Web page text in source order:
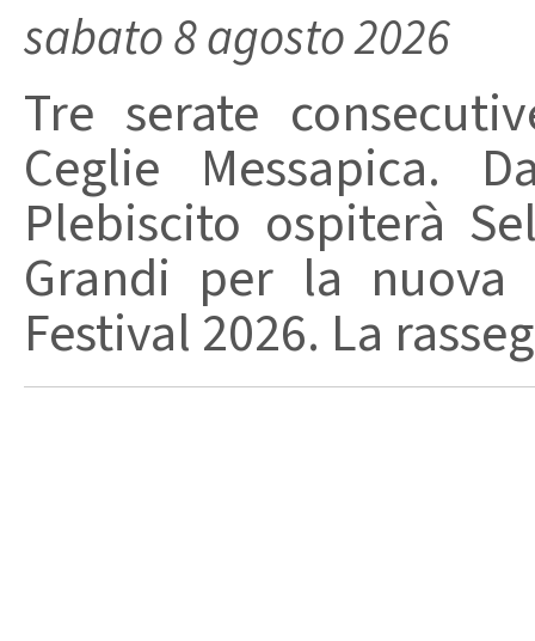
sabato 8 agosto 2026
Tre serate
Ceglie Messapica.
Plebiscito ospiterà
Grandi per la
Festival 2026. La